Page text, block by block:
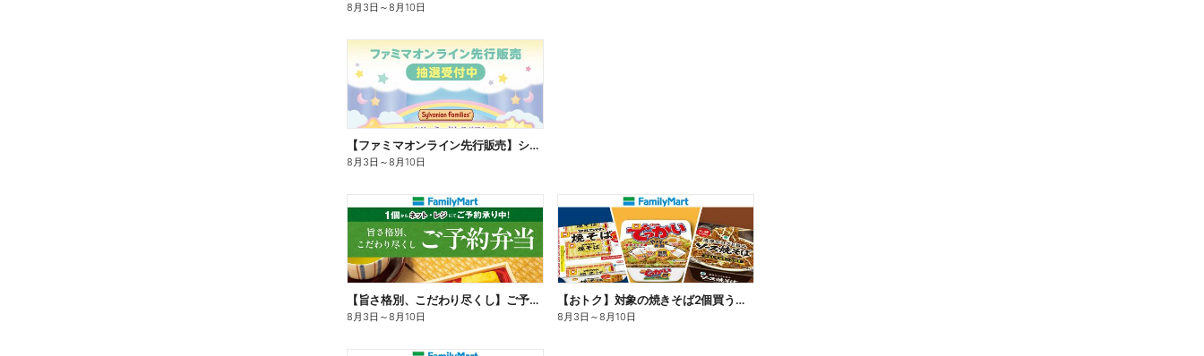
8月3日 ～8月10日
【ファミマオンライン先行販売】シルバニアファミリー
8月3日 ～8月10日
【旨さ格別、こだわり尽くし】ご予約弁当
8月3日 ～8月10日
【おトク】対象の焼きそば2個買うと100円引き!
8月3日 ～8月10日